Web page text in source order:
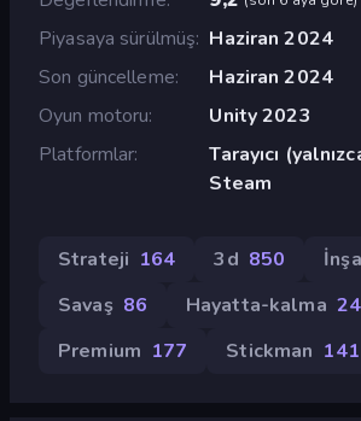
Piyasaya sürülmüş Haziran 2024
Son güncelleme
Haziran 2024
Oyun motoru
Unity 2023
Platformlar
Tarayıcı
Steam
Strateji 164 3d 850
Savaş 86 Hayatta-kalma
Premium 177 Stickman 141